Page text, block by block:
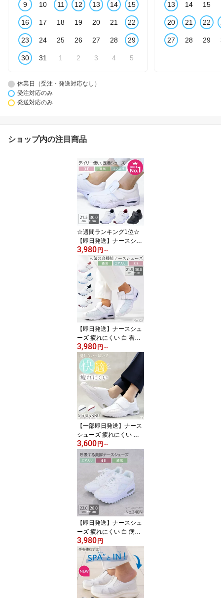
9 10 11 12 13 14 15
16 17 18 19 20 21 22
23 24 25 26 27 28 29
30 31 1 2 3 4 5
13 14 15
20 21 22
27 28 29
休業日（受注・発送対応なし）
受注対応のみ
発送対応のみ
ショップ内の注目商品
☆週間ランキング1位☆
【即日発送】ナースシュ
ーズ 疲れにくい 静音 白
黒 看護師 病院 男女兼用
医療用 メンズ レディー
ス 385 メッシュ 医者 介
護士 クリニック 医師 靴
通気性 歯科医 しなやか
ソール 快適 おすすめ モ
スワールド 送料無料
3,980円 ～
【即日発送】ナースシュ
ーズ 疲れにくい 白 看護
師 医療用 介護士 男女兼
用 病院 メンズ レディー
ス シェスタースポーツ 5
33T エアークッション 医
者 クリニック 通気性 靴
衝撃吸収 女性用 男性用
事務 歯科医 人気 モスワ
ールド 送料無料
3,980円 ～
【一部即日発送】ナース
シューズ 疲れにくい 白
看護師 マリアンヌ V2 医
療用 病院 介護士 男女兼
用 靴 アクティブ バリュ
ー ホワイト リハビリ ク
リニック 軽量 クッショ
ン性 メッシュ マジック
テープ ムレにくい レデ
ィース メンズ 送料無料
3,600円 ～
【即日発送】ナースシュ
ーズ 疲れにくい 白 病院
看護師 クール 340N 厚底
脚長効果 美脚 エアーク
ッション カップインソー
ル 男女兼用 メンズ レデ
ィース 女性用 男性用 モ
スワールド 医者 介護士
クリニック 医療用 靴 通
3,980円